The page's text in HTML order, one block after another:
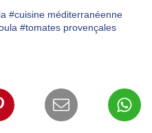
#cuisine méditerranéenne
#tomates provençales